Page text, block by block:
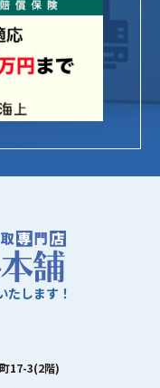
たします！
17-3(2階)